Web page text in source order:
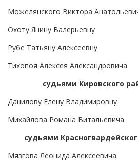
Можелянского Виктора
Охоту Янину Валерьевну
Рубе Татьяну Алексеевну
Тихопоя Алексея Александровича
судьями Кировского
Данилову Елену Владимировну
Михайлова Романа Витальевича
судьями
Мязгова Леонида Алексеевича